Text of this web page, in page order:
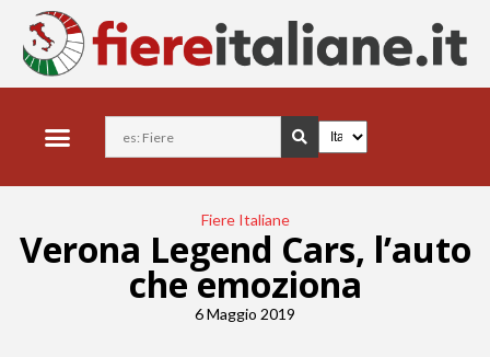
Fiere Italiane
Verona Legend Cars, l’auto
che emoziona
6 Maggio 2019